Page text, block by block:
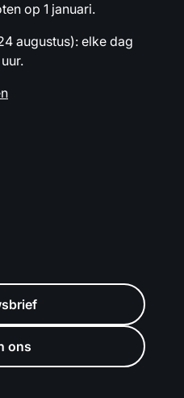
op 1 januari.
augustus): elke dag
ons